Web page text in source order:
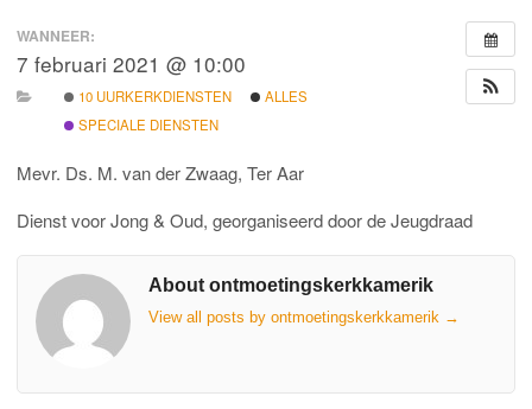
WANNEER:
7 februari 2021 @ 10:00
10 UURKERKDIENSTEN
ALLES
SPECIALE DIENSTEN
Mevr. Ds. M. van der Zwaag, Ter Aar
Dienst voor Jong & Oud, georganiseerd door de Jeugdraad
About ontmoetingskerkkamerik
View all posts by ontmoetingskerkkamerik →